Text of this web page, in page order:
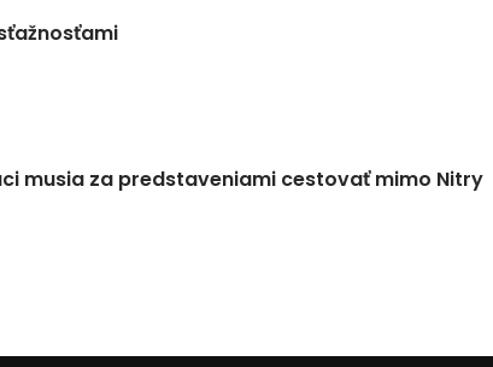
musia za predstaveniami cestovať mimo Nitry